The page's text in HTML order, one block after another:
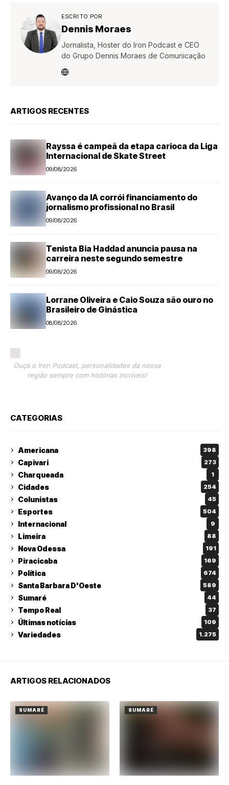
ESCRITO POR
Dennis Moraes
Jornalista, Hoster do Iron Podcast e CEO
do Grupo Dennis Moraes de Comunicação
ARTIGOS RECENTES
Rayssa é campeã da etapa carioca da Liga
Internacional de Skate Street
09/08/2026
Avanço da IA corrói financiamento do
jornalismo profissional no Brasil
09/08/2026
Tenista Bia Haddad anuncia pausa na
carreira neste segundo semestre
09/08/2026
Lorrane Oliveira e Caio Souza são ouro no
Brasileiro de Ginástica
08/08/2026
Ouça o Iron Podcast, personalidades da nossa
região sempre com histórias incríveis!
CATEGORIAS
Americana 398
Capivari 273
Charqueada 1
Cidades 254
Colunistas 45
Esportes 504
Internacional 9
Limeira 88
Nova Odessa 191
Piracicaba 169
Política 674
Santa Barbara D'Oeste 589
Sumaré 44
Tempo Real 37
Últimas notícias 109
Variedades 1.275
ARTIGOS RELACIONADOS
SUMARÉ SUMARÉ